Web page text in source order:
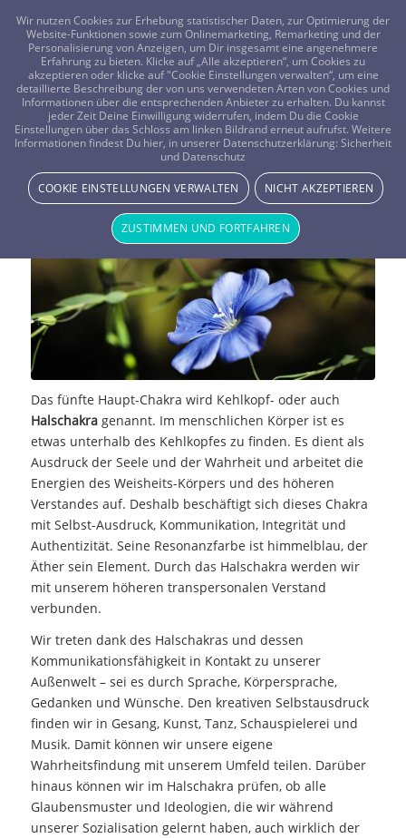
FRAGEN? KOSTENLOS ANRUFEN: 0800-8478266
Die sieben Hauptchakren – Das
Halschakra
NEWS & STORYS
Das fünfte Haupt-Chakra wird Kehlkopf- oder auch
Halschakragenannt. Im menschlichen Körper ist es
etwas unterhalb des Kehlkopfes zu finden. Es dient als
Ausdruck der Seele und der Wahrheit und arbeitet die
Energien des Weisheits-Körpers und des höheren
Verstandes auf. Deshalb beschäftigt sich dieses Chakra
mit Selbst-Ausdruck, Kommunikation, Integrität und
Authentizität. Seine Resonanzfarbe ist himmelblau, der
Äther sein Element. Durch das Halschakra werden wir
mit unserem höheren transpersonalen Verstand
verbunden.
Wir treten dank des Halschakras und dessen
Kommunikationsfähigkeit in Kontakt zu unserer
Außenwelt – sei es durch Sprache, Körpersprache,
Gedanken und Wünsche. Den kreativen Selbstausdruck
finden wir in Gesang, Kunst, Tanz, Schauspielerei und
Musik. Damit können wir unsere eigene
Wahrheitsfindung mit unserem Umfeld teilen. Darüber
hinaus können wir im Halschakra prüfen, ob alle
Glaubensmuster und Ideologien, die wir während
unserer Sozialisation gelernt haben, auch wirklich der
Wir nutzen Cookies zur Erhebung statistischer Daten, zur Optimierung der
Website-Funktionen sowie zum Onlinemarketing, Remarketing und der
Personalisierung von Anzeigen, um Dir insgesamt eine angenehmere
Erfahrung zu bieten. Klicke auf „Alle akzeptieren“, um Cookies zu
akzeptieren oder klicke auf "Cookie Einstellungen verwalten“, um eine
detaillierte Beschreibung der von uns verwendeten Arten von Cookies und
Informationen über die entsprechenden Anbieter zu erhalten. Du kannst
jeder Zeit Deine Einwilligung widerrufen, indem Du die Cookie
Einstellungen über das Schloss am linken Bildrand erneut aufrufst. Weitere
Informationen findest Du hier, in unserer Datenschutzerklärung: Sicherheit
und Datenschutz
COOKIE EINSTELLUNGEN VERWALTEN NICHT AKZEPTIEREN
ZUSTIMMEN UND FORTFAHREN